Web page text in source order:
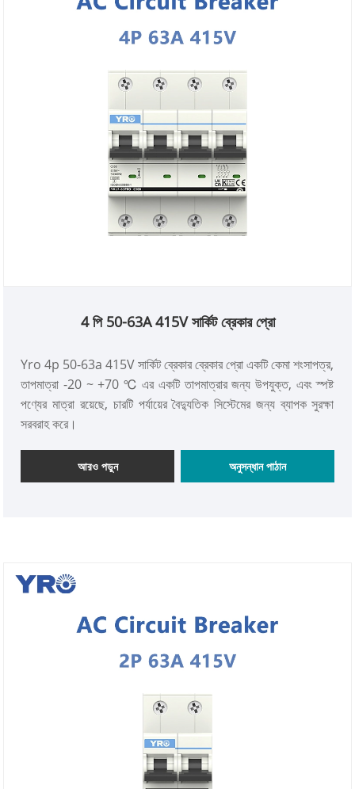
4 পি 50-63A 415V সার্কিট ব্রেকার প্রো
Yro 4p 50-63a 415V সার্কিট ব্রেকার ব্রেকার প্রো একটি কেমা শংসাপত্র,
তাপমাত্রা -20 ~ +70 ℃ এর একটি তাপমাত্রার জন্য উপযুক্ত, এবং স্পষ্ট
পণ্যের মাত্রা রয়েছে, চারটি পর্যায়ের বৈদ্যুতিক সিস্টেমের জন্য ব্যাপক সুরক্ষা
সরবরাহ করে।
আরও পড়ুন অনুসন্ধান পাঠান